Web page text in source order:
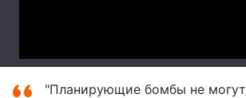
"Планирующие бомбы не могут